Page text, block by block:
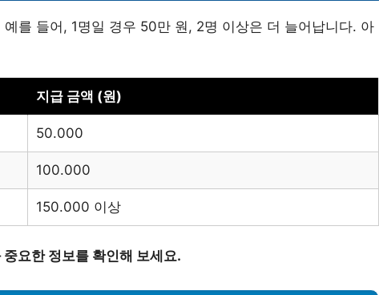
를 들어, 1명일 경우 50만 원, 2명 이상은 더 늘어납니다. 아
지급 금액 (원)
50.000
100.000
150.000 이상
요한 정보를 확인해 보세요.